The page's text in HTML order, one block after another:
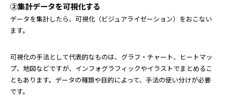
②集計データを可視化する
データを集計したら、可視化（ビジュアライゼーション）をおこない
ます。
可視化の手法として代表的なものは、グラフ・チャート、ヒートマッ
プ、地図などですが、インフォグラフィックやイラストでまとめるこ
ともあります。データの種類や目的によって、手法の使い分けが必要
です。